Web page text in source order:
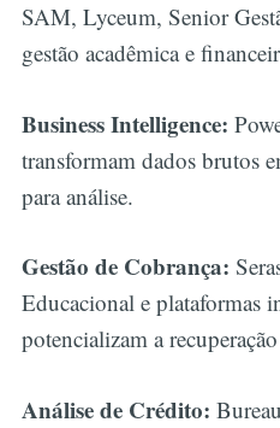
SAM, Lyceum, Senior
gestão acadêmica e
Business Intelligence:
transformam dados brutos
para análise.
Gestão de Cobrança:
Educacional e plataformas
potencializam a
Análise de Crédito: